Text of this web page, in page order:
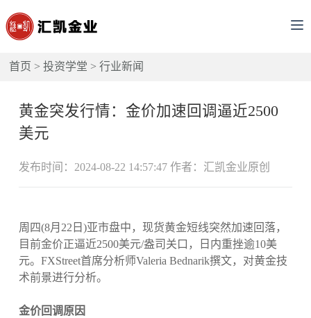
首页 >投资学堂 >行业新闻
黄金突发行情：金价加速回调逼近2500
美元
发布时间：2024-08-22 14:57:47 作者：汇凯金业原创
周四(8月22日)亚市盘中，现货黄金短线突然加速回落，
目前金价正逼近2500美元/盎司关口，日内重挫逾10美
元。FXStreet首席分析师Valeria Bednarik撰文，对黄金技
术前景进行分析。
金价回调原因